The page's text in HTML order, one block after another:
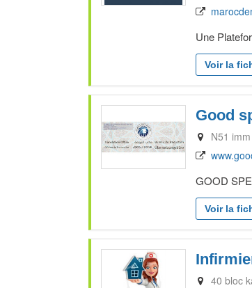
Une
Voir la
Good
N51
GOOD
Voir la
40 bloc